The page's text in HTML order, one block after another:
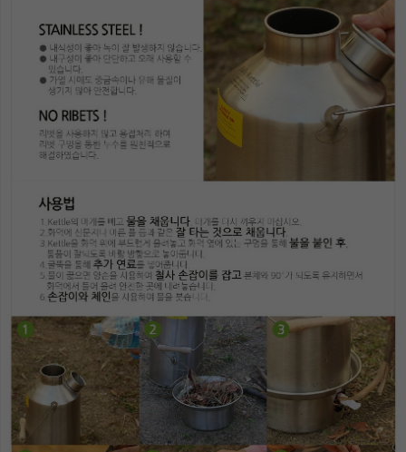
이코 라이프 하